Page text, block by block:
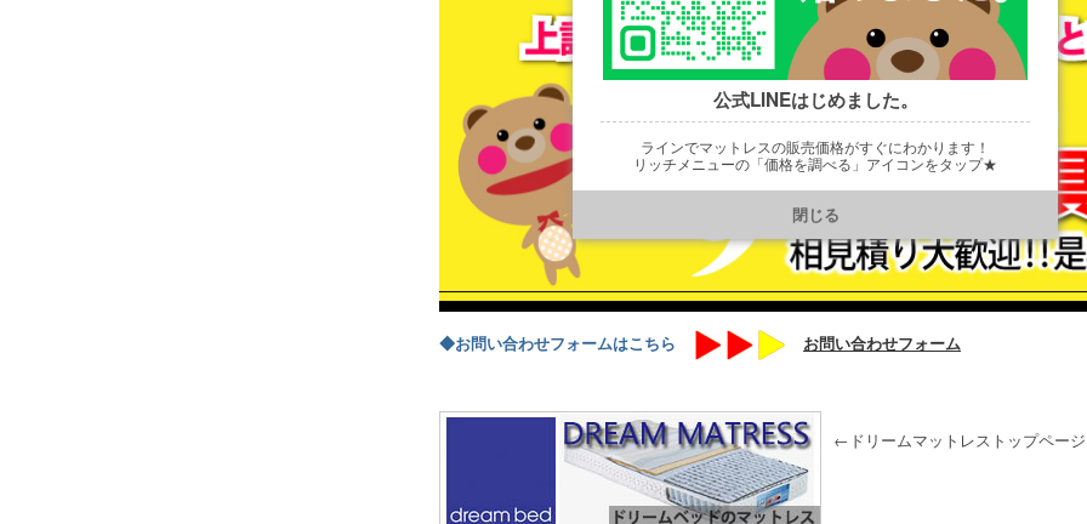
◆お問い合わせフォームはこちら お問い合わせフォーム
←ドリームマットレストップペー
公式LINEはじめました。
ラインでマットレスの販売価格がすぐにわかります！
リッチメニューの「価格を調べる」アイコンをタップ★
https://line.me/R/ti/p/@901ptzjz
閉じる